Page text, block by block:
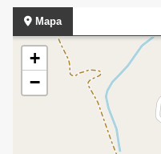
Mapa
+
−